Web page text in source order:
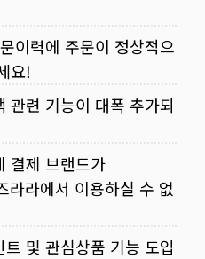
이력에 주문이 정상적으
요!
관련 기능이 대폭 추가되
결제 브랜드가
라라에서 이용하실 수 없
및 관심상품 기능 도입